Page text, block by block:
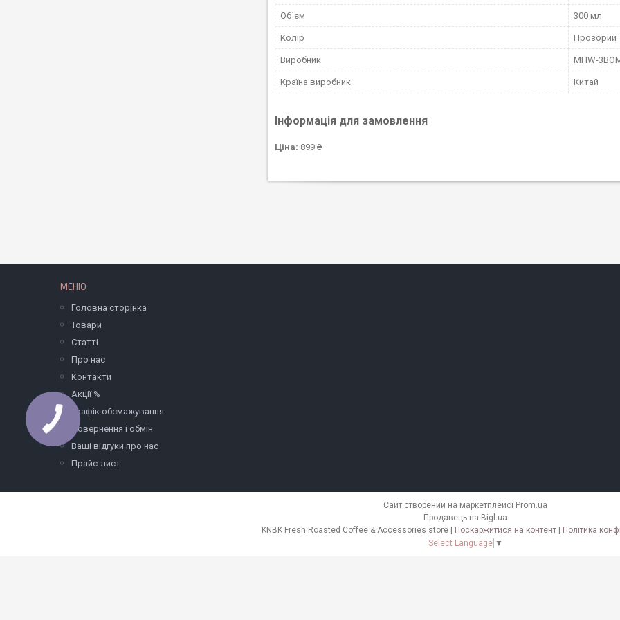
Об`єм 300 мл
Колір Прозорий
Виробник MHW-
Країна виробник Китай
Інформація для замовлення
Ціна: 899 ₴
МЕНЮ
Головна сторінка
Товари
Статті
Про нас
Контакти
Акції %
Графік обсмажування
Повернення і обмін
Ваші відгуки про нас
Прайс-лист
Сайт створений на маркетплейсі Prom.ua
Продавець на Bigl.ua
Поскаржитися на контент
Політика
Select Language ▼